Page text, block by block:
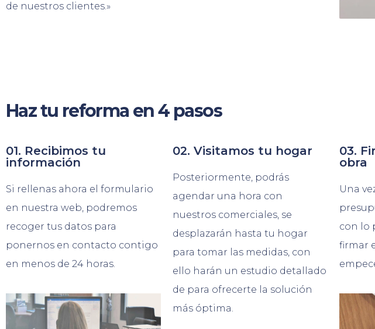
de nuestros clientes.»
Haz tu reforma en 4 pasos
01. Recibimos tu
información
Si rellenas ahora el formulario
en nuestra web, podremos
recoger tus datos para
ponernos en contacto contigo
en menos de 24 horas.
02. Visitamos tu hogar
Posteriormente, podrás
agendar una hora con
nuestros comerciales, se
desplazarán hasta tu hogar
para tomar las medidas, con
ello harán un estudio detallado
de para ofrecerte la solución
más óptima.
03.
obra
Una
con lo
firmar